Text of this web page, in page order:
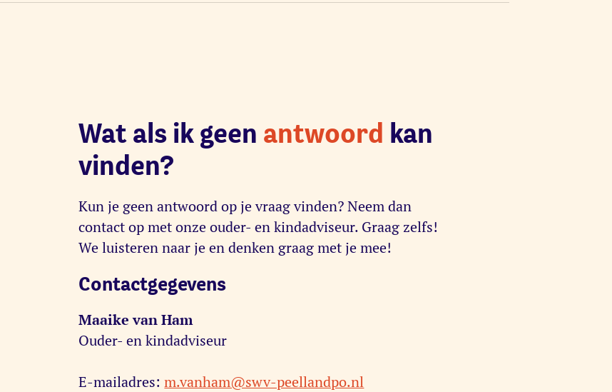
Wat als ik geen antwoord kan
vinden?
Kun je geen antwoord op je vraag vinden? Neem dan
contact op met onze ouder- en kindadviseur. Graag zelfs!
We luisteren naar je en denken graag met je mee!
Contactgegevens
Maaike van Ham
Ouder- en kindadviseur
E-mailadres:m.vanham@swv-peellandpo.nl